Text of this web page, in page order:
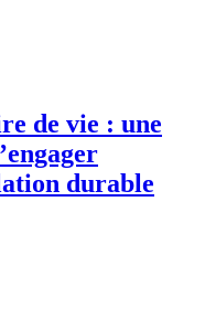
de vie : une
durable